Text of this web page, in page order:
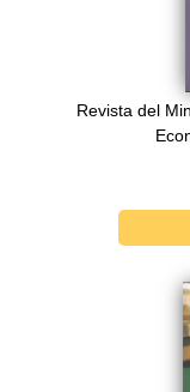
Revista del